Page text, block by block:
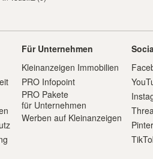
Für Unternehmen
Kleinanzeigen Immobilien
PRO Infopoint
PRO Pakete
für Unternehmen
Werben auf Kleinanzeigen